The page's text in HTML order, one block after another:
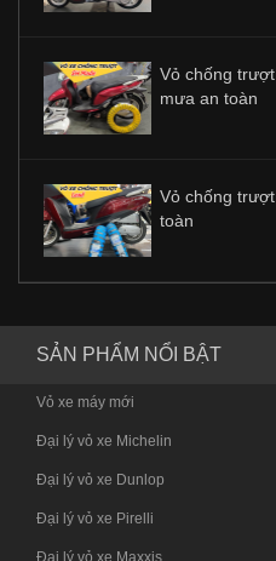
Vỏ chống
mưa an toàn
Vỏ chống
toàn
SẢN PHẨM NỔI BẬT
Vỏ xe máy mới
Đại lý vỏ xe Michelin
Đại lý vỏ xe Dunlop
Đại lý vỏ xe Pirelli
Đại lý vỏ xe Maxxis